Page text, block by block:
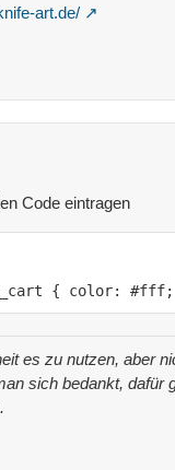
art.de/
Code eintragen
{ color:
es zu nutzen, aber
sich bedankt,